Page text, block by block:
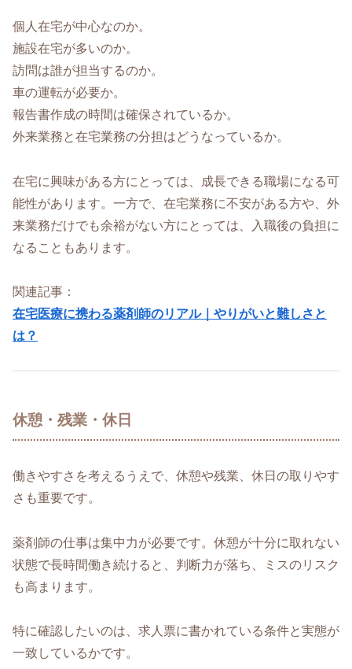
個人在宅が中心なのか。
施設在宅が多いのか。
訪問は誰が担当するのか。
車の運転が必要か。
報告書作成の時間は確保されているか。
外来業務と在宅業務の分担はどうなっているか。
在宅に興味がある方にとっては、成長できる職場になる可
能性があります。一方で、在宅業務に不安がある方や、外
来業務だけでも余裕がない方にとっては、入職後の負担に
なることもあります。
関連記事：
在宅医療に携わる薬剤師のリアル｜やりがいと難しさと
は？
休憩・残業・休日
働きやすさを考えるうえで、休憩や残業、休日の取りやす
さも重要です。
薬剤師の仕事は集中力が必要です。休憩が十分に取れない
状態で長時間働き続けると、判断力が落ち、ミスのリスク
も高まります。
特に確認したいのは、求人票に書かれている条件と実態が
一致しているかです。